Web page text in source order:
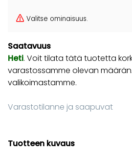
Valitse ominaisuus.
Saatavuus
Heti. Voit tilata tätä tuotetta
varastossamme olevan
valikoimastamme.
Varastotilanne ja saapuvat
Tuotteen kuvaus